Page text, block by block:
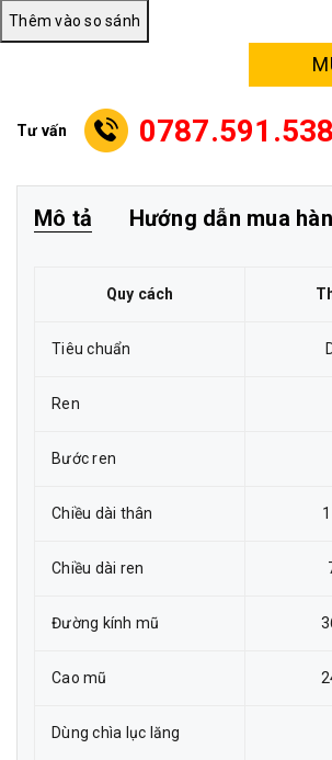
Tư vấn 0787.591.538
Mô tả Hướng dẫn mua
Quy cách
Tiêu chuẩn
Ren
Bước ren
Chiều dài thân
Chiều dài ren
Đường kính mũ
Cao mũ
Dùng chìa lục lăng